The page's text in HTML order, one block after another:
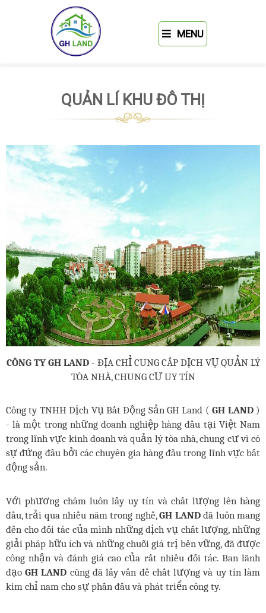
MENU
QUẢN LÍ KHU ĐÔ THỊ
CÔNG TY GH LAND- ĐỊA CHỈ CUNG CẤP DỊCH VỤ QUẢN LÝ
TÒA NHÀ, CHUNG CƯ UY TÍN
Công ty TNHH Dịch Vụ Bất Động Sản GH Land (GH LAND)
- là một trong những doanh nghiệp hàng đầu tại Việt Nam
trong lĩnh vực kinh doanh và quản lý tòa nhà, chung cư vì có
sự đứng đầu bởi các chuyên gia hàng đầu trong lĩnh vực bất
động sản.
Với phương châm luôn lấy uy tín và chất lượng lên hàng
đầu, trải qua nhiều năm trong nghề,GH LANDđã luôn mang
đến cho đối tác của mình những dịch vụ chất lượng, những
giải pháp hữu ích và những chuỗi giá trị bền vững, đã được
công nhận và đánh giá cao của rất nhiều đối tác. Ban lãnh
đạoGH LAND cũng đã lấy vấn đề chất lượng và uy tín làm
kim chỉ nam cho sự phấn đấu và phát triển công ty.